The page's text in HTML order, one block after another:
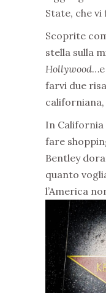
State, che
Scoprite
stella sulla
Hollywood
farvi due
californiana,
In California
fare
Bentley
quanto
l’America